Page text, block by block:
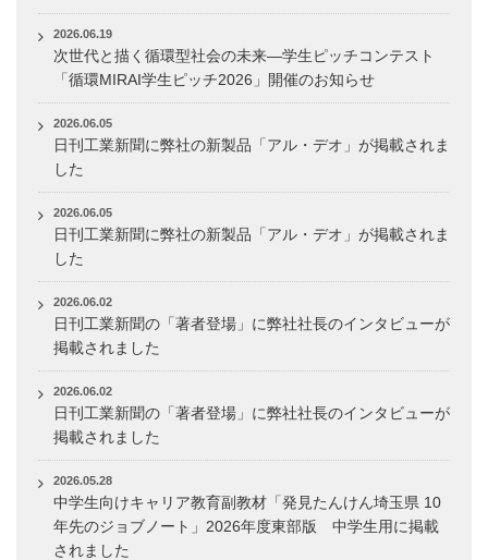
2026.06.19
次世代と描く循環型社会の未来―学生ピッチコンテスト
「循環MIRAI学生ピッチ2026」開催のお知らせ
2026.06.05
日刊工業新聞に弊社の新製品「アル・デオ」が掲載されま
した
2026.06.05
日刊工業新聞に弊社の新製品「アル・デオ」が掲載されま
した
2026.06.02
日刊工業新聞の「著者登場」に弊社社長のインタビューが
掲載されました
2026.06.02
日刊工業新聞の「著者登場」に弊社社長のインタビューが
掲載されました
2026.05.28
中学生向けキャリア教育副教材「発見たんけん埼玉県 10
年先のジョブノート」2026年度東部版 中学生用に掲載
されました